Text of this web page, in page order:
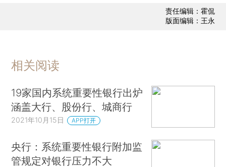
责任编辑：霍侃
版面编辑：王永
相关阅读
19家国内系统重要性银行出炉
涵盖大行、股份行、城商行
2021年10月15日 APP打开
央行：系统重要性银行附加监
管规定对银行压力不大